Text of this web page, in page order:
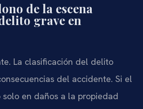
de la escena
grave en
La clasificación del delito
del accidente. Si el
en daños a la propiedad